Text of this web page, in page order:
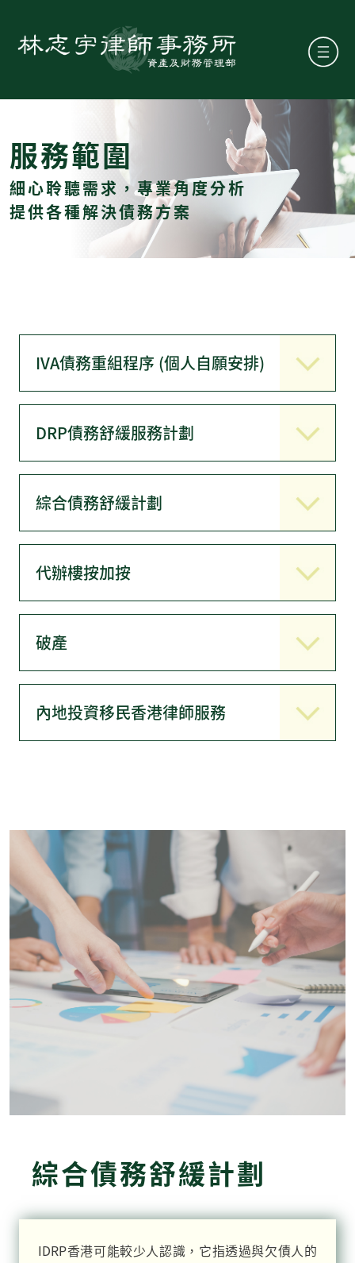
服務範圍
細心聆聽需求，專業角度分析
提供各種解決債務方案
IVA債務重組程序 (個人自願安排)
DRP債務舒緩服務計劃
綜合債務舒緩計劃
代辦樓按加按
破產
內地投資移民香港律師服務
綜合債務舒緩計劃
IDRP香港可能較少人認識，它指透過與欠債人的